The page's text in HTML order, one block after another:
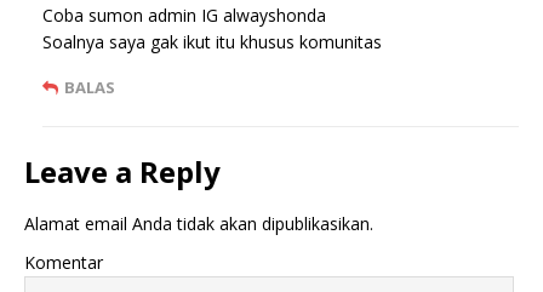
Coba sumon admin IG alwayshonda
Soalnya saya gak ikut itu khusus komunitas
BALAS
Leave a Reply
Alamat email Anda tidak akan dipublikasikan.
Komentar